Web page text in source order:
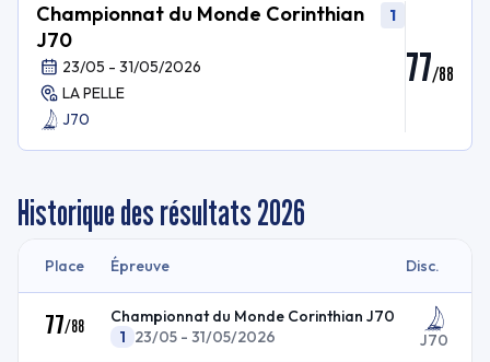
Championnat du Monde Corinthian
J70
1
23/05 - 31/05/2026
LA PELLE
J70
77/88
Historique des résultats2026
Place Épreuve Disc.
77/88
Championnat du Monde Corinthian J70
1 23/05 - 31/05/2026 J70